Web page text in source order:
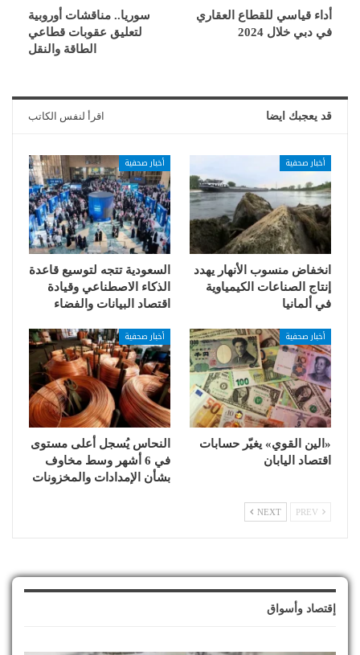
أداء قياسي للقطاع العقاري
في دبي خلال 2024
سوريا.. مناقشات أوروبية
لتعليق عقوبات قطاعي
الطاقة والنقل
قد يعجبك ايضا اقرأ لنفس الكاتب
أخبار صحفية
انخفاض منسوب الأنهار يهدد
إنتاج الصناعات الكيمياوية
في ألمانيا
أخبار صحفية
السعودية تتجه لتوسيع قاعدة
الذكاء الاصطناعي وقيادة
اقتصاد البيانات والفضاء
أخبار صحفية
«الين القوي» يغيّر حسابات
اقتصاد اليابان
أخبار صحفية
النحاس يُسجل أعلى مستوى
في 6 أشهر وسط مخاوف
بشأن الإمدادات والمخزونات
NEXT
إقتصاد وأسواق